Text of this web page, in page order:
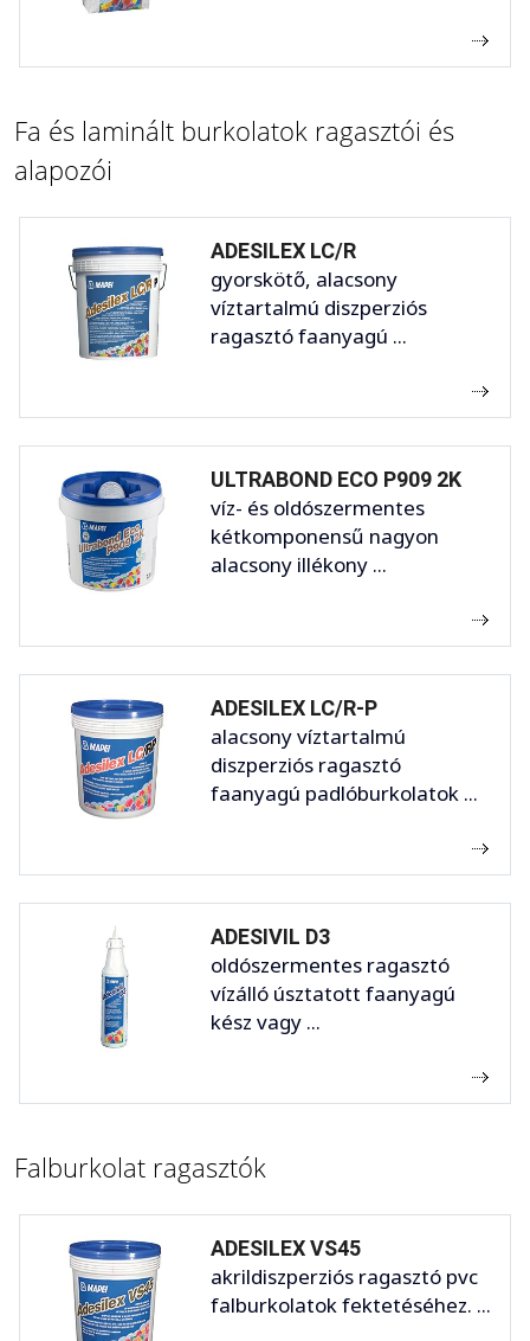
Fa és laminált burkolatok ragasztói és
alapozói
ADESILEX LC/R
gyorskötő, alacsony
víztartalmú diszperziós
ragasztó faanyagú ...
ULTRABOND ECO P909 2K
víz- és oldószermentes
kétkomponensű nagyon
alacsony illékony ...
ADESILEX LC/R-P
alacsony víztartalmú
diszperziós ragasztó
faanyagú padlóburkolatok ...
ADESIVIL D3
oldószermentes ragasztó
vízálló úsztatott faanyagú
kész vagy ...
Falburkolat ragasztók
ADESILEX VS45
akrildiszperziós ragasztó pvc
falburkolatok fektetéséhez. ...